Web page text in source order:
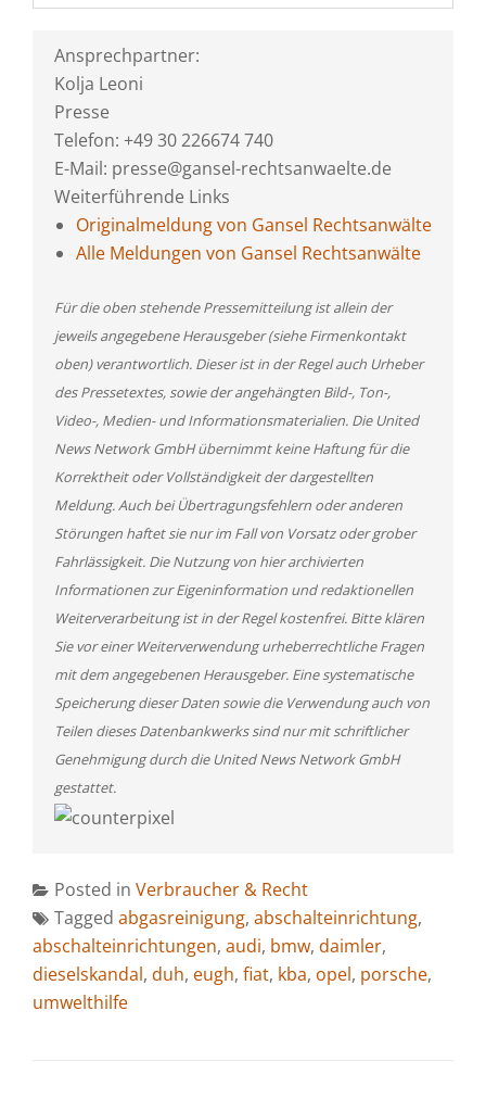
Ansprechpartner:
Kolja Leoni
Presse
Telefon: +49 30 226674 740
E-Mail: presse@gansel-rechtsanwaelte.de
Weiterführende Links
Originalmeldung von Gansel Rechtsanwälte
Alle Meldungen von Gansel Rechtsanwälte
Für die oben stehende Pressemitteilung ist allein der
jeweils angegebene Herausgeber (siehe Firmenkontakt
oben) verantwortlich. Dieser ist in der Regel auch Urheber
des Pressetextes, sowie der angehängten Bild-, Ton-,
Video-, Medien- und Informationsmaterialien. Die United
News Network GmbH übernimmt keine Haftung für die
Korrektheit oder Vollständigkeit der dargestellten
Meldung. Auch bei Übertragungsfehlern oder anderen
Störungen haftet sie nur im Fall von Vorsatz oder grober
Fahrlässigkeit. Die Nutzung von hier archivierten
Informationen zur Eigeninformation und redaktionellen
Weiterverarbeitung ist in der Regel kostenfrei. Bitte klären
Sie vor einer Weiterverwendung urheberrechtliche Fragen
mit dem angegebenen Herausgeber. Eine systematische
Speicherung dieser Daten sowie die Verwendung auch von
Teilen dieses Datenbankwerks sind nur mit schriftlicher
Genehmigung durch die United News Network GmbH
gestattet.
Posted in Verbraucher & Recht
Tagged abgasreinigung, abschalteinrichtung,
abschalteinrichtungen, audi, bmw, daimler,
dieselskandal, duh, eugh, fiat, kba, opel, porsche,
umwelthilfe